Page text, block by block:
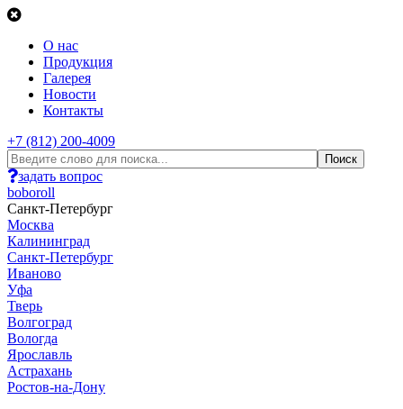
О нас
Продукция
Галерея
Новости
Контакты
+7 (812) 200-4009
задать вопрос
boboroll
Санкт-Петербург
Москва
Калининград
Санкт-Петербург
Иваново
Уфа
Тверь
Волгоград
Вологда
Ярославль
Астрахань
Ростов-на-Дону